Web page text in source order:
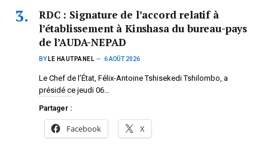
RDC : Signature de l’accord relatif à
l’établissement à Kinshasa du bureau-pays
de l’AUDA-NEPAD
BY LE HAUTPANEL 6 AOÛT 2026
Le Chef de l’État, Félix-Antoine Tshisekedi Tshilombo, a
présidé ce jeudi 06…
Partager :
Facebook X